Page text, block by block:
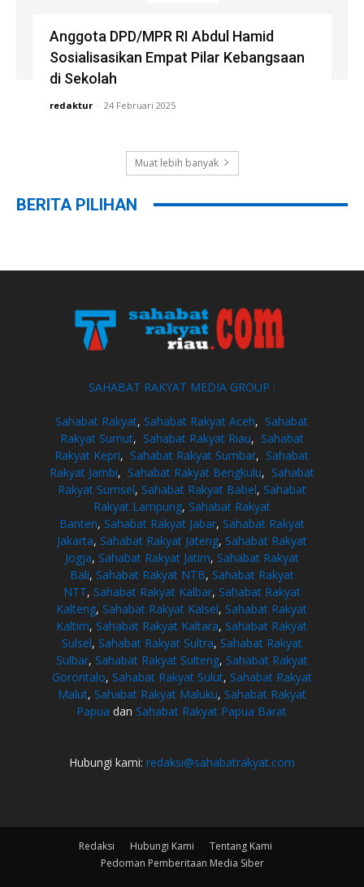
Anggota DPD/MPR RI Abdul Hamid
Sosialisasikan Empat Pilar Kebangsaan
di Sekolah
redaktur - 24 Februari 2025
Muat lebih banyak
BERITA PILIHAN
SAHABAT RAKYAT MEDIA GROUP :
Sahabat Rakyat, Sahabat Rakyat Aceh, Sahabat
Rakyat Sumut, Sahabat Rakyat Riau, Sahabat
Rakyat Kepri, Sahabat Rakyat Sumbar, Sahabat
Rakyat Jambi, Sahabat Rakyat Bengkulu, Sahabat
Rakyat Sumsel, Sahabat Rakyat Babel, Sahabat
Rakyat Lampung, Sahabat Rakyat
Banten, Sahabat Rakyat Jabar, Sahabat Rakyat
Jakarta, Sahabat Rakyat Jateng, Sahabat Rakyat
Jogja, Sahabat Rakyat Jatim, Sahabat Rakyat
Bali, Sahabat Rakyat NTB, Sahabat Rakyat
NTT, Sahabat Rakyat Kalbar, Sahabat Rakyat
Kalteng, Sahabat Rakyat Kalsel, Sahabat Rakyat
Kaltim, Sahabat Rakyat Kaltara, Sahabat Rakyat
Sulsel, Sahabat Rakyat Sultra, Sahabat Rakyat
Sulbar, Sahabat Rakyat Sulteng, Sahabat Rakyat
Gorontalo, Sahabat Rakyat Sulut, Sahabat Rakyat
Malut, Sahabat Rakyat Maluku, Sahabat Rakyat
Papua dan Sahabat Rakyat Papua Barat
Hubungi kami: redaksi@sahabatrakyat.com
Redaksi Hubungi Kami
Tentang Kami
Pedoman Pemberitaan Media Siber